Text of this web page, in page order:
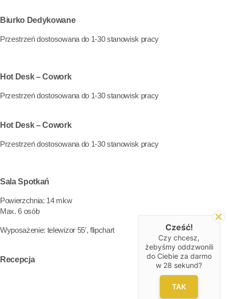
Biurko Dedykowane
Przestrzeń dostosowana do 1-30 stanowisk pracy
Hot Desk – Cowork
Przestrzeń dostosowana do 1-30 stanowisk pracy
Hot Desk – Cowork
Przestrzeń dostosowana do 1-30 stanowisk pracy
Sala Spotkań
Powierzchnia: 14 mkw
Max. 6 osób
Wyposażenie: telewizor 55′, flipchart
Recepcja
Cześć!
Czy chcesz,
żebyśmy oddzwonili
do Ciebie za darmo
w 28 sekund?
TAK